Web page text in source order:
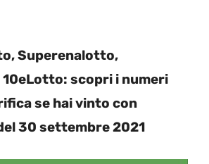
Superenalotto,
scopri i numeri
se hai vinto con
30 settembre 2021